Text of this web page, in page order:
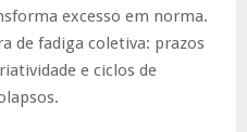
excesso em norma.
de fadiga coletiva: prazos
e ciclos de